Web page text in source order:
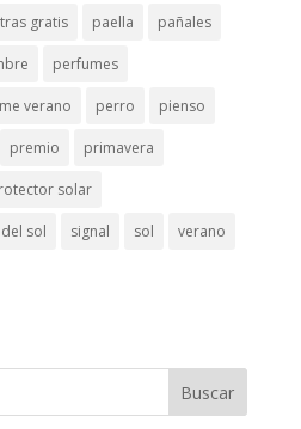
gratis paella pañales
perfumes
verano perro pienso
premio primavera
solar
sol signal sol verano